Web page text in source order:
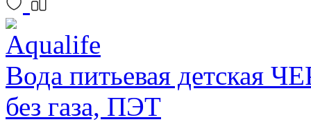
Вода питьевая детская
без газа, ПЭТ